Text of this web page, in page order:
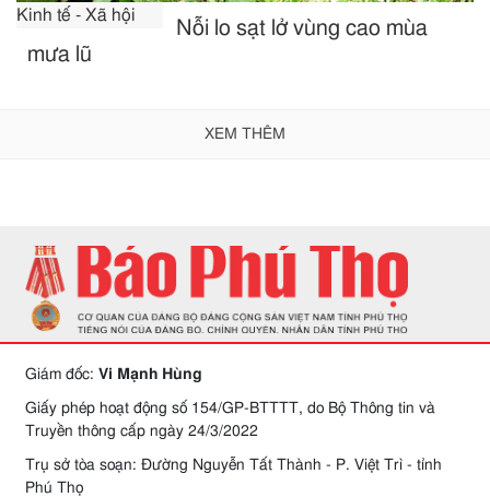
Kinh tế - Xã hội
Nỗi lo sạt lở vùng cao mùa
mưa lũ
XEM THÊM
Giám đốc: Vi Mạnh Hùng
Giấy phép hoạt động số 154/GP-BTTTT, do Bộ Thông tin và
Truyền thông cấp ngày 24/3/2022
Trụ sở tòa soạn: Đường Nguyễn Tất Thành - P. Việt Trì - tỉnh
Phú Thọ